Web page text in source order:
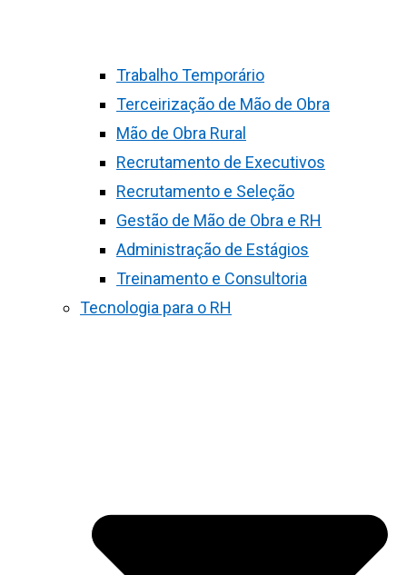
Trabalho Temporário
Terceirização de Mão de Obra
Mão de Obra Rural
Recrutamento de Executivos
Recrutamento e Seleção
Gestão de Mão de Obra e RH
Administração de Estágios
Treinamento e Consultoria
Tecnologia para o RH